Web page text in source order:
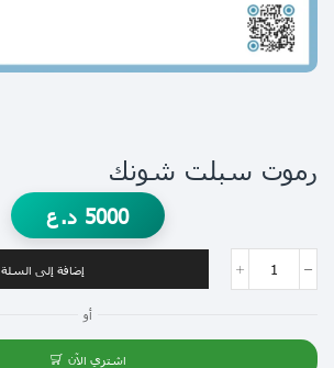
رموت سبلت شونك
5000 د.ع
إضافة إلى السلة
أو
اشتري الآن